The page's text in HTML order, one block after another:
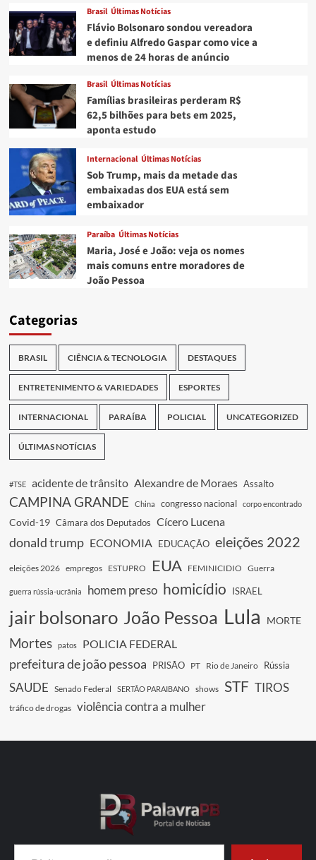
Brasil Últimas Notícias
Flávio Bolsonaro sondou vereadora
e definiu Alfredo Gaspar como vice a
menos de 24 horas de anúncio
Brasil Últimas Notícias
Famílias brasileiras perderam R$
62,5 bilhões para bets em 2025,
aponta estudo
Internacional Últimas Notícias
Sob Trump, mais da metade das
embaixadas dos EUA está sem
embaixador
Paraíba Últimas Notícias
Maria, José e João: veja os nomes
mais comuns entre moradores de
João Pessoa
Categorias
BRASIL CIÊNCIA & TECNOLOGIA DESTAQUES
ENTRETENIMENTO & VARIEDADES ESPORTES
INTERNACIONAL PARAÍBA POLICIAL UNCATEGORIZED
ÚLTIMAS NOTÍCIAS
#TSE acidente de trânsito Alexandre de Moraes Assalto
CAMPINA GRANDE China congresso nacional corpo encontrado
Covid-19 Câmara dos Deputados Cícero Lucena
donald trump ECONOMIA EDUCAÇÃO eleições 2022
eleições 2026 empregos ESTUPRO EUA FEMINICIDIO Guerra
guerra rússia-ucrânia homem preso homicídio ISRAEL
jair bolsonaro João Pessoa Lula MORTE
Mortes patos POLICIA FEDERAL
prefeitura de joão pessoa PRISÃO PT Rio de Janeiro Rússia
SAUDE Senado Federal SERTÃO PARAIBANO shows STF TIROS
tráfico de drogas violência contra a mulher
Digite seu e-mail…